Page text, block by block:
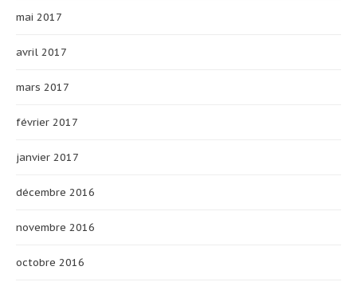
mai 2017
avril 2017
mars 2017
février 2017
janvier 2017
décembre 2016
novembre 2016
octobre 2016